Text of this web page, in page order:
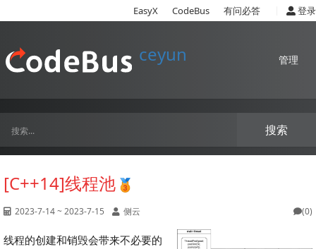
EasyX CodeBus 有问必答 登录
ceyun 管理
[C++14]线程池
2023-7-14 ~ 2023-7-15 侧云 (0)
线程的创建和销毁会带来不必要的
搜索